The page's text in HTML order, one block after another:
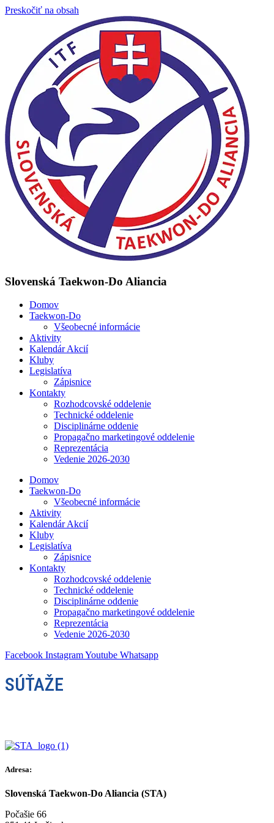
Preskočiť na obsah
Slovenská Taekwon-Do Aliancia
Domov
Taekwon-Do
Všeobecné informácie
Aktivity
Kalendár Akcií
Kluby
Legislatíva
Zápisnice
Kontakty
Rozhodcovské oddelenie
Technické oddelenie
Disciplinárne oddenie
Propagačno marketingové oddelenie
Reprezentácia
Vedenie 2026-2030
Domov
Taekwon-Do
Všeobecné informácie
Aktivity
Kalendár Akcií
Kluby
Legislatíva
Zápisnice
Kontakty
Rozhodcovské oddelenie
Technické oddelenie
Disciplinárne oddenie
Propagačno marketingové oddelenie
Reprezentácia
Vedenie 2026-2030
Facebook InstagramYoutube Whatsapp
SÚŤAŽE
Adresa:
Slovenská Taekwon-Do Aliancia (STA)
Počašie 66